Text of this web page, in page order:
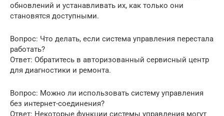
обновлений и устанавливать их, как только они
становятся доступными.
Вопрос: Что делать, если система управления перестала
работать?
Ответ: Обратитесь в авторизованный сервисный центр
для диагностики и ремонта.
Вопрос: Можно ли использовать систему управления
без интернет-соединения?
Ответ: Некоторые функции системы управления могут